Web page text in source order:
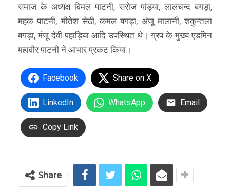
समाज के अध्यक्ष विमल पाटनी, सरोज पांड्या, लालचन्द बगड़ा,
महक पाटनी, मीतेश सेठी, कमल बगड़ा, अंजू मालानी, शकुन्तला
बगड़ा, मंजू देवी पहाड़िया आदि उपस्थित थे। ग्रप के मुख्य एडमिन
महावीर पाटनी ने आभार प्रकट किया।
Facebook Share on X
LinkedIn WhatsApp Email
Copy Link
Share